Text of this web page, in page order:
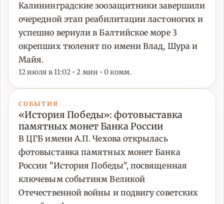
Калининградские зоозащитники завершили
очередной этап реабилитации ластоногих и
успешно вернули в Балтийское море 3
окрепших тюленят по имени Влад, Шура и
Майя.
12 июля в 11:02 • 2 мин • 0 комм.
СОБЫТИЯ
«История Победы»: фотовыставка
памятных монет Банка России
В ЦГБ имени А.П. Чехова открылась
фотовыставка памятных монет Банка
России "История Победы", посвященная
ключевым событиям Великой
Отечественной войны и подвигу советских